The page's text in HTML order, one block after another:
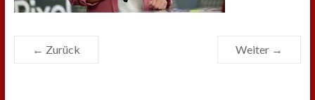
← Zurück Weiter →